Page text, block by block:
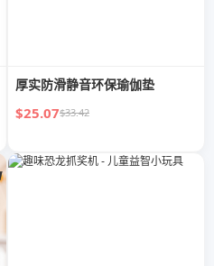
厚实防滑静音环保瑜伽垫
$25.07$33.42